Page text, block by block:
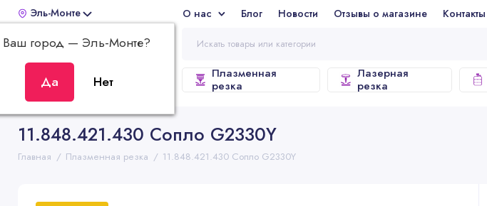
Эль-Монте
Ваш город —Эль-Монте?
О нас Блог Новости Отзывы о магазине Контакты Помощь
ВСЕ КАТЕГОРИИ
Плазменная
резка
Лазерная
резка
11.848.421.430 Сопло G2330Y
Главная Плазменная резка 11.848.421.430 Сопло G2330Y